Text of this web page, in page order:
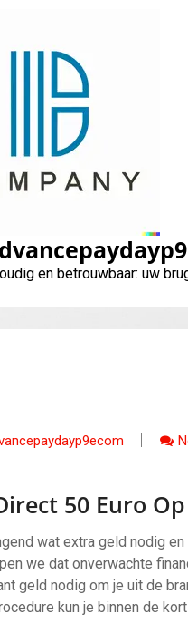
en betrouwbaar: uw
direct
50 Euro
wat extra geld nodig
we dat onverwachte
geld nodig om je uit de
kun je binnen de